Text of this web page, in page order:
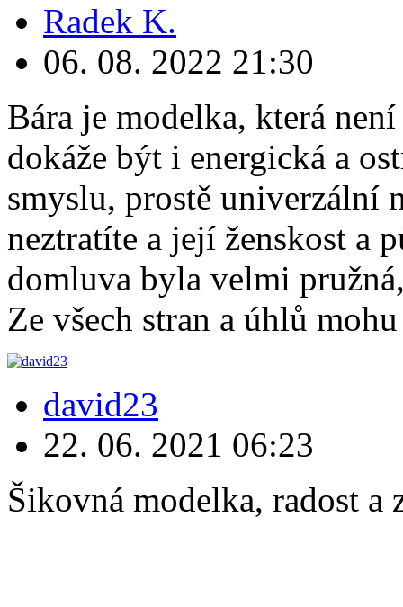
Radek K.
06. 08. 2022 21:30
Bára je modelka, která
dokáže být i energická a
smyslu, prostě univerzální
neztratíte a její ženskost a
domluva byla velmi
Ze všech stran a úhlů
david23
22. 06. 2021 06:23
Šikovná modelka, radost a